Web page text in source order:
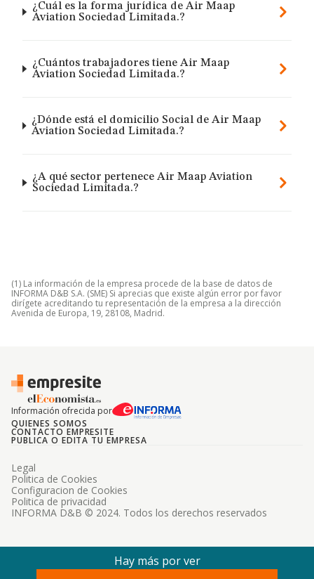
¿Cuál es la forma jurídica de Air Maap
Aviation Sociedad Limitada.?
¿Cuántos trabajadores tiene Air Maap
Aviation Sociedad Limitada.?
¿Dónde está el domicilio Social de Air Maap
Aviation Sociedad Limitada.?
¿A qué sector pertenece Air Maap Aviation
Sociedad Limitada.?
(1) La información de la empresa procede de la base de datos de
INFORMA D&B S.A. (SME) Si aprecias que existe algún error por favor
dirígete acreditando tu representación de la empresa a la dirección
Avenida de Europa, 19, 28108, Madrid.
Información ofrecida por
QUIENES SOMOS
CONTACTO EMPRESITE
PUBLICA O EDITA TU EMPRESA
INFORMA D&B © 2024. Todos los derechos reservados
Legal
Politica de Cookies
Configuracion de Cookies
Politica de privacidad
Hay más por ver